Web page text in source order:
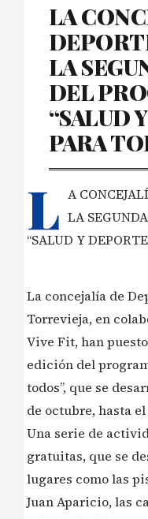
LA
LA
D​​EL
“SALUD
PARA
L A
LA
“SALUD Y
La concejalía de
Torrevieja, en
Vive Fit, han
edición del
todos”, que se
de octubre, hasta
Una serie de
gratuitas, que se
lugares como las
Juan Aparicio, las